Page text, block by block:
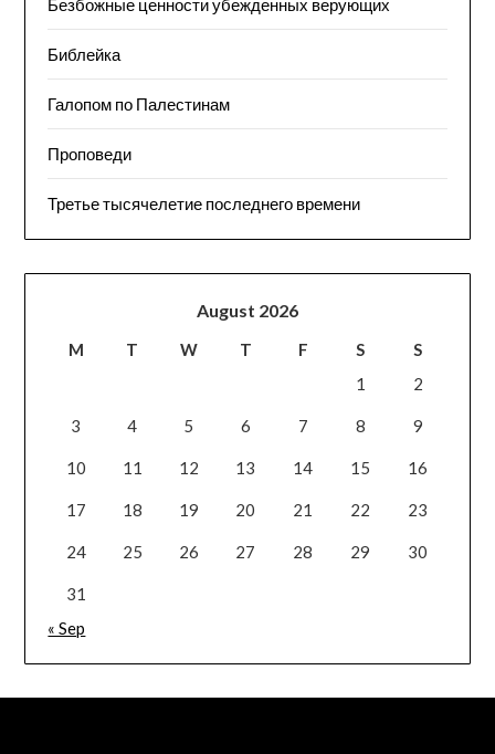
Безбожные ценности убежденных верующих
Библейка
Галопом по Палестинам
Проповеди
Третье тысячелетие последнего времени
August 2026
M T W T F S
S
1
2
3 4 5 6 7 8 9
10 11 12 13 14 15 16
17 18 19 20 21 22 23
24 25 26 27 28 29 30
31
« Sep